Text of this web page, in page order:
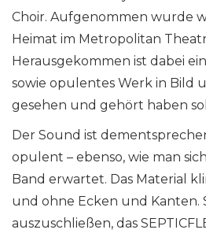
Choir. Aufgenommen wurde
Heimat im Metropolitan
Herausgekommen ist dabei
sowie opulentes Werk in Bild
gesehen und gehört haben
Der Sound ist
opulent – ebenso, wie man
Band erwartet. Das Material
und ohne Ecken und Kanten.
auszuschließen, das